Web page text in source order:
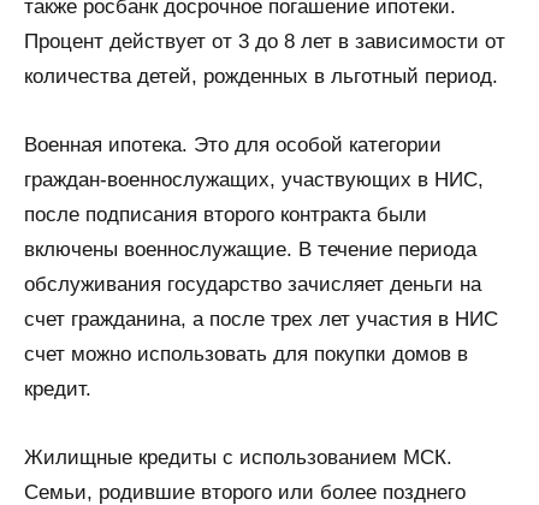
также росбанк досрочное погашение ипотеки.
Процент действует от 3 до 8 лет в зависимости от
количества детей, рожденных в льготный период.
Военная ипотека. Это для особой категории
граждан-военнослужащих, участвующих в НИС,
после подписания второго контракта были
включены военнослужащие. В течение периода
обслуживания государство зачисляет деньги на
счет гражданина, а после трех лет участия в НИС
счет можно использовать для покупки домов в
кредит.
Жилищные кредиты с использованием МСК.
Семьи, родившие второго или более позднего